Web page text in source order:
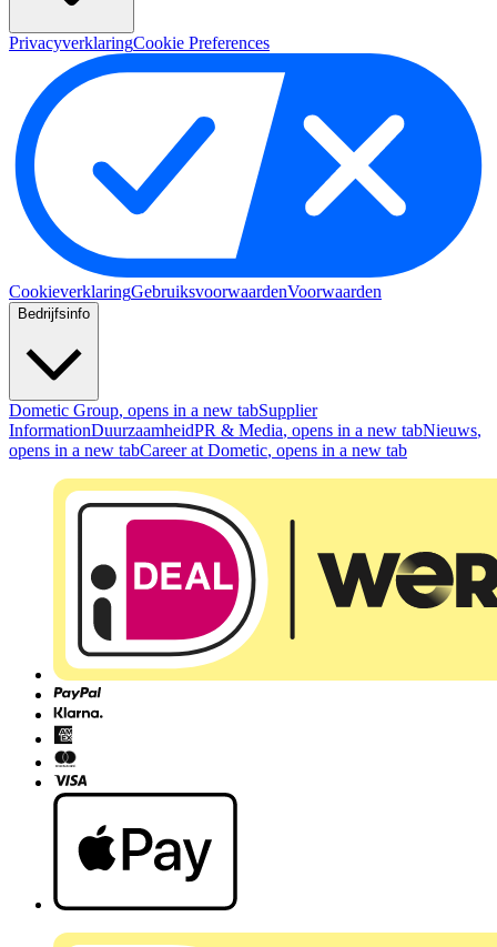
PrivacyverklaringCookie Preferences
CookieverklaringGebruiksvoorwaardenVoorwaarden
Bedrijfsinfo
Dometic Group, opens in a new tabSupplier
InformationDuurzaamheidPR & Media, opens in a new tabNieuws,
opens in a new tabCareer at Dometic, opens in a new tab